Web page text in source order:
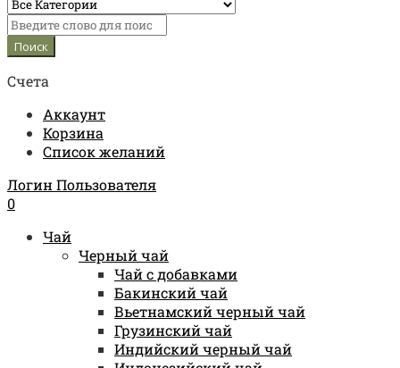
Счета
Аккаунт
Корзина
Список желаний
Логин Пользователя
0
Чай
Черный чай
Чай с добавками
Бакинский чай
Вьетнамский черный чай
Грузинский чай
Индийский черный чай